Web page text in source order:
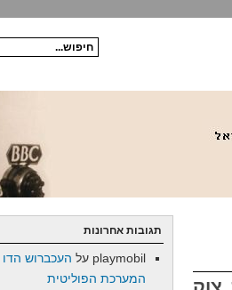
תגובות אחרונות
playmobil על העכברוש
המערכת הפוליטית